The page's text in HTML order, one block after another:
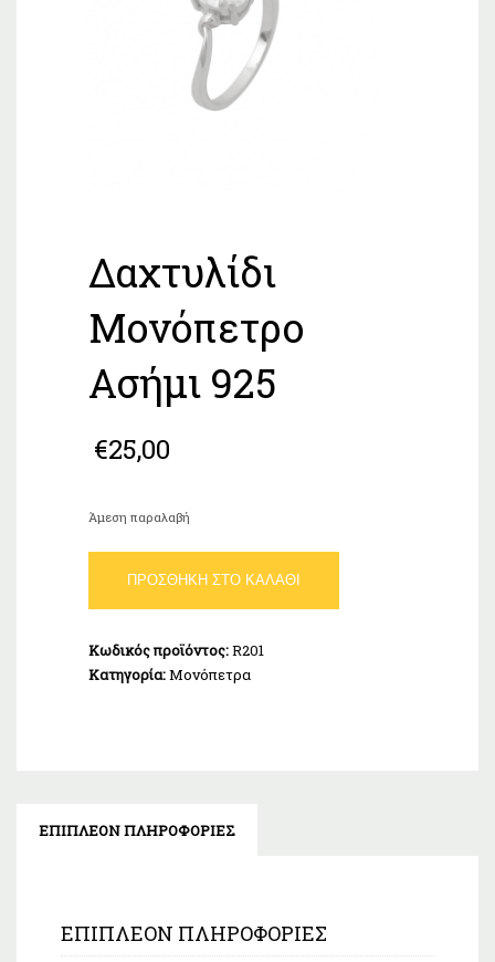
Δαχτυλίδι
Μονόπετρο
Ασήμι 925
€25,00
Άμεση παραλαβή
Μονόπετρο
Ασήμι
ποσότητα
ΠΡΟΣΘΉΚΗ ΣΤΟ ΚΑΛΆΘΙ
Κωδικός προϊόντος:R201
Κατηγορία:Μονόπετρα
ΕΠΙΠΛΈΟΝ ΠΛΗΡΟΦΟΡΊΕΣ
ΕΠΙΠΛΈΟΝ ΠΛΗΡΟΦΟΡΊΕΣ